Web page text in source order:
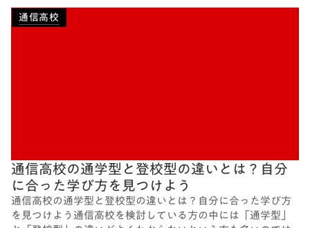
通信高校
通信高校の通学型と登校型の違いとは？自分
に合った学び方を見つけよう
通信高校の通学型と登校型の違いとは？自分に合った学び方
を見つけよう通信高校を検討している方の中には「通学型」